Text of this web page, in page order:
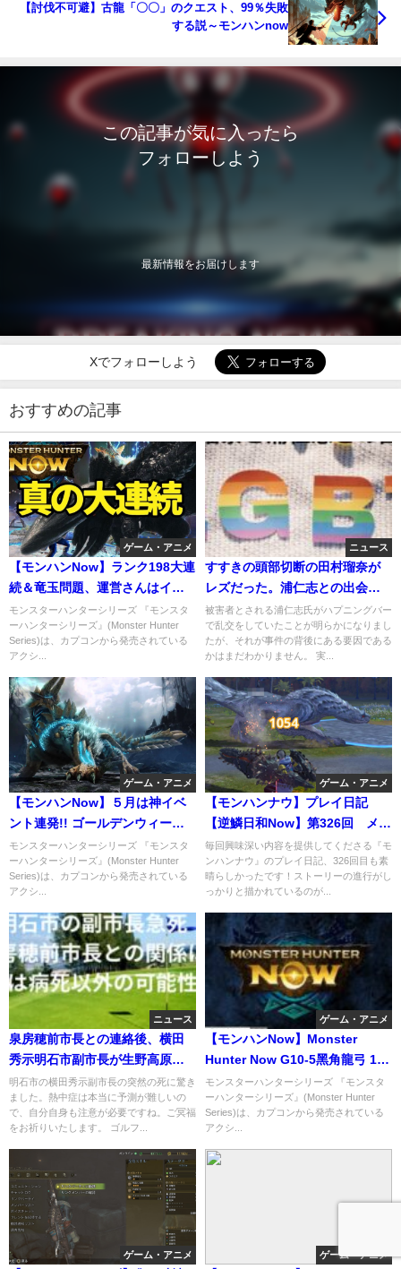
【討伐不可避】古龍「〇〇」のクエスト、99％失敗
する説～モンハンnow
この記事が気に入ったら
フォローしよう
最新情報をお届けします
Xでフォローしよう
おすすめの記事
ゲーム・アニメ
【モンハンNow】ランク198大連
続＆竜玉問題、運営さんはイン
タビューで、どう答えたか。
モンスターハンターシリーズ 『モンスタ
ーハンターシリーズ』(Monster Hunter
Series)は、カプコンから発売されている
アクシ...
ニュース
すすきの頭部切断の田村瑠奈が
レズだった。浦仁志との出会い
はLGBTのイベントだったことが
判明
被害者とされる浦仁志氏がハプニングバー
で乱交をしていたことが明らかになりまし
たが、それが事件の背後にある要因である
かはまだわかりません。 実...
ゲーム・アニメ
【モンハンNow】５月は神イベ
ント連発!! ゴールデンウィーク
中に『絶対にすべきこと』５つ
モンスターハンターシリーズ 『モンスタ
ーハンターシリーズ』(Monster Hunter
Series)は、カプコンから発売されている
アクシ...
ゲーム・アニメ
【モンハンナウ】プレイ日記
【逆鱗日和Now】第326回 メイ
ンストーリー、マジメに進行
毎回興味深い内容を提供してくださる『モ
ンハンナウ』のプレイ日記、326回目も素
晴らしかったです！ストーリーの進行がし
っかりと描かれているのが...
ニュース
泉房穂前市長との連絡後、横田
秀示明石市副市長が生野高原カ
ントリークラブで突然死！
明石市の横田秀示副市長の突然の死に驚き
ました。熱中症は本当に予測が難しいの
で、自分自身も注意が必要ですね。ご冥福
をお祈りいたします。 ゴルフ...
ゲーム・アニメ
【モンハンNow】Monster
Hunter Now G10-5黑角龍弓 10*
眩鳥
モンスターハンターシリーズ 『モンスタ
ーハンターシリーズ』(Monster Hunter
Series)は、カプコンから発売されている
アクシ...
ゲーム・アニメ ゲーム・アニメ